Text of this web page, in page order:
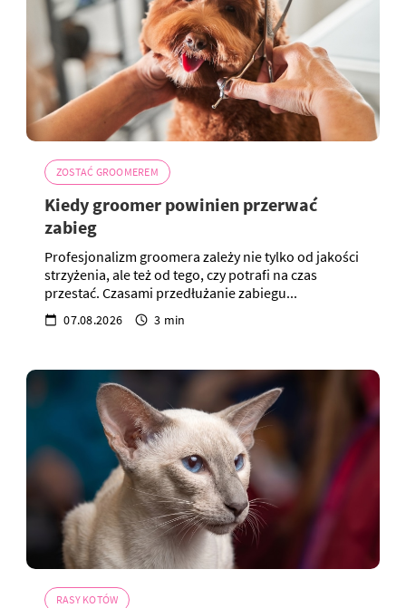
ZOSTAĆ GROOMEREM
Kiedy groomer powinien przerwać
zabieg
Profesjonalizm groomera zależy nie tylko od jakości
strzyżenia, ale też od tego, czy potrafi na czas
przestać. Czasami przedłużanie zabiegu...
07.08.2026 3 min
RASY KOTÓW